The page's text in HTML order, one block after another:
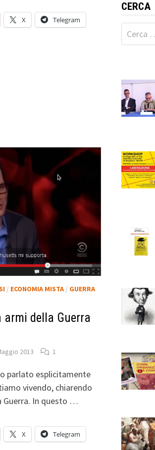
X Telegram
/ ECONOMIA MISTA/ GUERRA
armi della Guerra
2013 1
parlato esplicitamente
vivendo, chiarendo
Guerra. In questo …
X Telegram
CERCA
Ricerca
per: